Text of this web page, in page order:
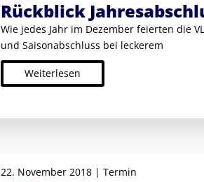
Rückblick
Wie jedes Jahr im Dezember feierten die
und Saisonabschluss bei leckerem
Weiterlesen
22. November 2018 | Termin